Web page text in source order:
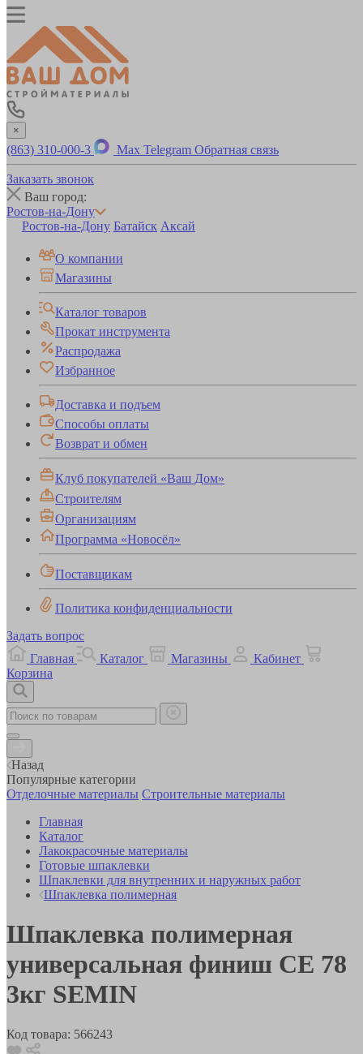
×
(863) 310-000-3 Max Telegram Обратная связь
Заказать звонок
Ваш город:
Ростов-на-Дону
Ростов-на-Дону Батайск Аксай
О компании
Магазины
Каталог товаров
Прокат инструмента
Распродажа
Избранное
Доставка и подъем
Способы оплаты
Возврат и обмен
Клуб покупателей «Ваш Дом»
Строителям
Организациям
Программа «Новосёл»
Поставщикам
Политика конфиденциальности
Задать вопрос
Главная
Каталог Магазины
Кабинет
Корзина
Назад
Популярные категории
Отделочные материалы Строительные материалы
Главная
Каталог
Лакокрасочные материалы
Готовые шпаклевки
Шпаклевки для внутренних и наружных работ
Шпаклевка полимерная
Шпаклевка полимерная
универсальная финиш СЕ 78
3кг SEMIN
Код товара: 566243